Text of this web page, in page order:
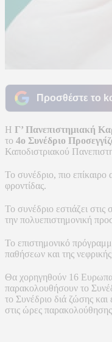
Προσθέστε το
Η Γ’ Πανεπιστημιακή
το 4ο Συνέδριο
Καποδιστριακού
Το συνέδριο, πιο επίκαιρο
φροντίδας.
Το συνέδριο εστιάζει στις
την πολυεπιστημονική
Το επιστημονικό
παθήσεων και της
Θα χορηγηθούν 16
παρακολουθήσουν το
το Συνέδριο διά ζώσης
στις ώρες